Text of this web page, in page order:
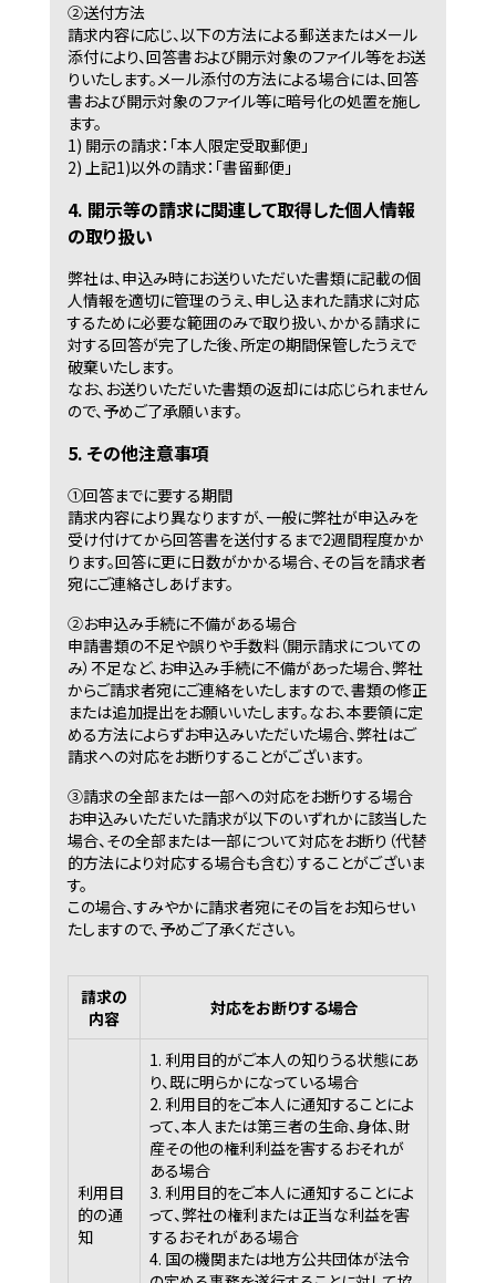
②送付方法
請求内容に応じ、以下の方法による郵送またはメール
添付により、回答書および開示対象のファイル等をお送
りいたします。メール添付の方法による場合には、回答
書および開示対象のファイル等に暗号化の処置を施し
ます。
1) 開示の請求：「本人限定受取郵便」
2) 上記1)以外の請求：「書留郵便」
4. 開示等の請求に関連して取得した個人情報
の取り扱い
弊社は、申込み時にお送りいただいた書類に記載の個
人情報を適切に管理のうえ、申し込まれた請求に対応
するために必要な範囲のみで取り扱い、かかる請求に
対する回答が完了した後、所定の期間保管したうえで
破棄いたします。
なお、お送りいただいた書類の返却には応じられません
ので、予めご了承願います。
5. その他注意事項
①回答までに要する期間
請求内容により異なりますが、一般に弊社が申込みを
受け付けてから回答書を送付するまで2週間程度かか
ります。回答に更に日数がかかる場合、その旨を請求者
宛にご連絡さしあげます。
②お申込み手続に不備がある場合
申請書類の不足や誤りや手数料（開示請求についての
み）不足など、お申込み手続に不備があった場合、弊社
からご請求者宛にご連絡をいたしますので、書類の修正
または追加提出をお願いいたします。なお、本要領に定
める方法によらずお申込みいただいた場合、弊社はご
請求への対応をお断りすることがございます。
③請求の全部または一部への対応をお断りする場合
お申込みいただいた請求が以下のいずれかに該当した
場合、その全部または一部について対応をお断り（代替
的方法により対応する場合も含む）することがございま
す。
この場合、すみやかに請求者宛にその旨をお知らせい
たしますので、予めご了承ください。
請求の
内容
対応をお断りする場合
利用目
的の通
知
1. 利用目的がご本人の知りうる状態にあ
り、既に明らかになっている場合
2. 利用目的をご本人に通知することによ
って、本人または第三者の生命、身体、財
産その他の権利利益を害するおそれが
ある場合
3. 利用目的をご本人に通知することによ
って、弊社の権利または正当な利益を害
するおそれがある場合
4. 国の機関または地方公共団体が法令